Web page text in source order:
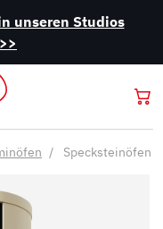
unseren Studios
Specksteinöfen